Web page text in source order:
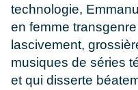
technologie,
en femme
lascivement,
musiques de séries
et qui disserte